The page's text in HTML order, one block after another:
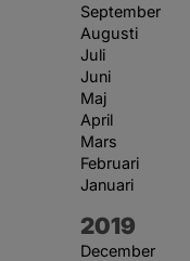
September
Augusti
Juli
Juni
Maj
April
Mars
Februari
Januari
År:
2019
December